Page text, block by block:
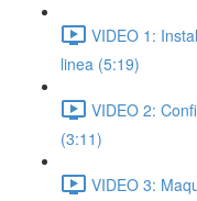
VIDEO 1:
linea (5:19)
VIDEO 2:
(3:11)
VIDEO 3: